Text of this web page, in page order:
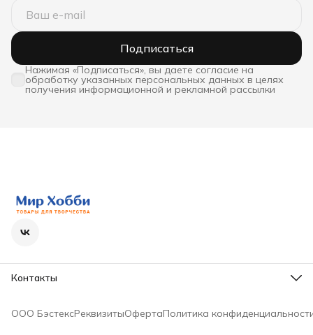
Подписаться
Нажимая «Подписаться», вы даете согласие на
обработку указанных персональных данных в целях
получения информационной и рекламной рассылки
Контакты
Режим работы
ООО БэстексРеквизитыОфертаПолитика